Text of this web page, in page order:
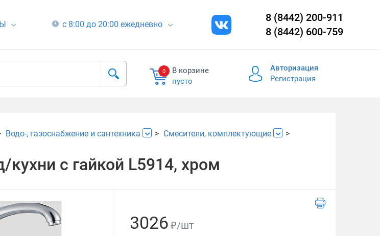
с 8:00 до 20:00 ежедневно
8 (8442) 200-911
8 (8442) 600-759
0
В корзине
пусто
Авторизация
Регистрация
Водо-, газоснабжение и сантехника
Смесители, комплектующие
кухни с гайкой L5914, хром
3026 ₽/шт